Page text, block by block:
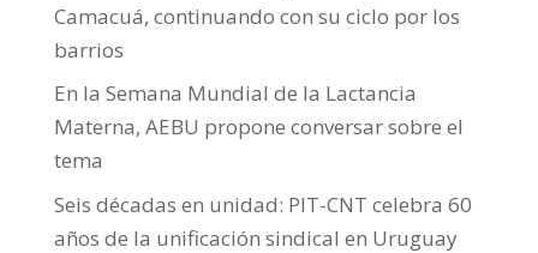
Camacuá, continuando con su ciclo por los
barrios
En la Semana Mundial de la Lactancia
Materna, AEBU propone conversar sobre el
tema
Seis décadas en unidad: PIT-CNT celebra 60
años de la unificación sindical en Uruguay